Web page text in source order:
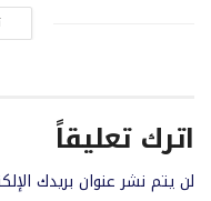
اترك تعليقاً
لن يتم نشر عنوان بريدك